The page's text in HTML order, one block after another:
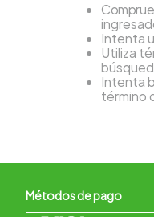
Intenta
Utiliza
Intenta
término
Métodos de pago